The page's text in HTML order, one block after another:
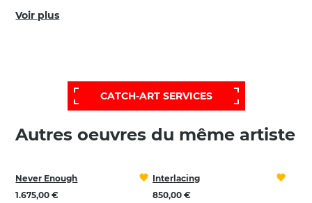
Voir plus
CATCH-ART SERVICES
Autres oeuvres du même artiste
Never Enough
1.675,00 €
Interlacing
850,00 €